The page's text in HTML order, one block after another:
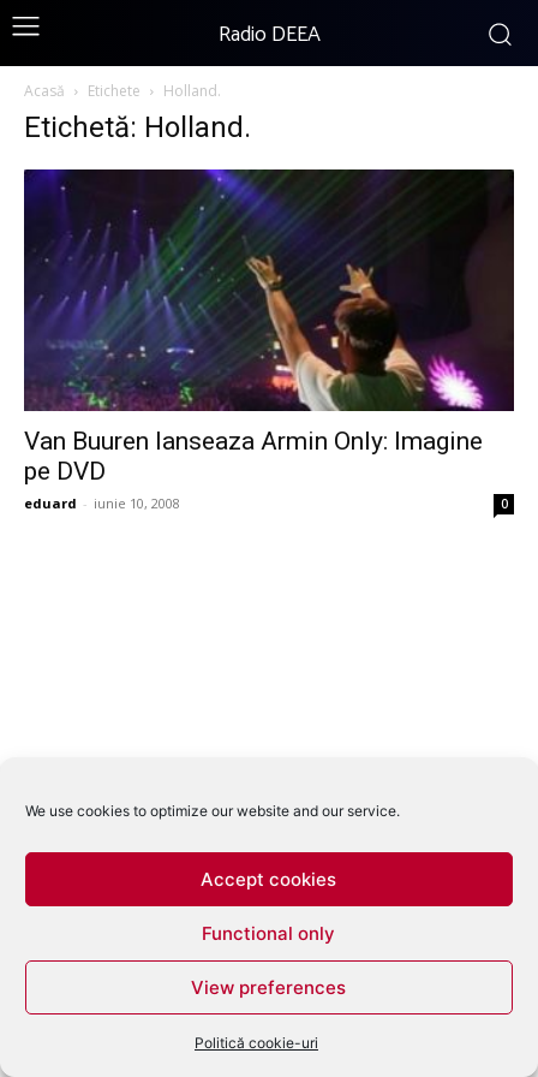
We use cookies to optimize our website and our service.
Accept cookies
Functional only
View preferences
Politică cookie-uri
Radio DEEA
Acasă Etichete Holland.
Etichetă: Holland.
Van Buuren lanseaza Armin Only: Imagine
pe DVD
eduard - iunie 10, 2008 0